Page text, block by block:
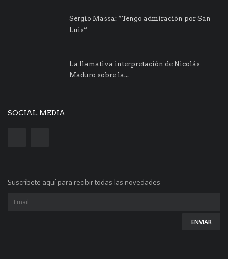
Sergio Massa: “Tengo admiración por San
Luis”
La llamativa interpretación de Nicolás
Maduro sobre la...
SOCIAL MEDIA
Suscríbete aquí para recibir todas las novedades